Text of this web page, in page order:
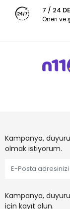
7 / 24
Öneri ve
Kampanya,
olmak istiyorum.
Kampanya,
için kayıt olun.